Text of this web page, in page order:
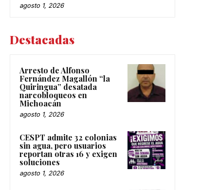
agosto 1, 2026
Destacadas
Arresto de Alfonso
Fernández Magallón “la
Quiringua” desatada
narcobloqueos en
Michoacán
agosto 1, 2026
CESPT admite 32 colonias
sin agua, pero usuarios
reportan otras 16 y exigen
soluciones
agosto 1, 2026